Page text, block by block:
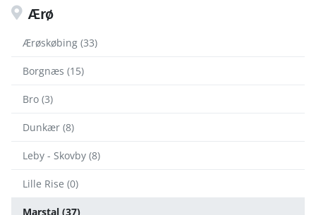
Ærø
Ærøskøbing (33)
Borgnæs (15)
Bro (3)
Dunkær (8)
Leby - Skovby (8)
Lille Rise (0)
Marstal (37)